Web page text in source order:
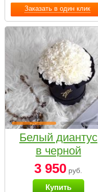
Заказать в один клик
Белый диантус
в черной
коробке Small
3 950 руб.
Купить